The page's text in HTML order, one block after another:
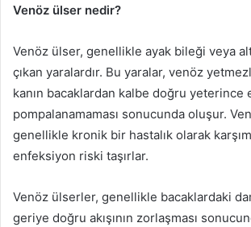
Venöz ülser nedir?
Venöz ülser, genellikle ayak bileği veya
çıkan yaralardır. Bu yaralar, venöz
kanın bacaklardan kalbe doğru
pompalanamaması sonucunda oluşur.
genellikle kronik bir hastalık olarak
enfeksiyon riski taşırlar.
Venöz ülserler, genellikle bacaklardaki
geriye doğru akışının zorlaşması